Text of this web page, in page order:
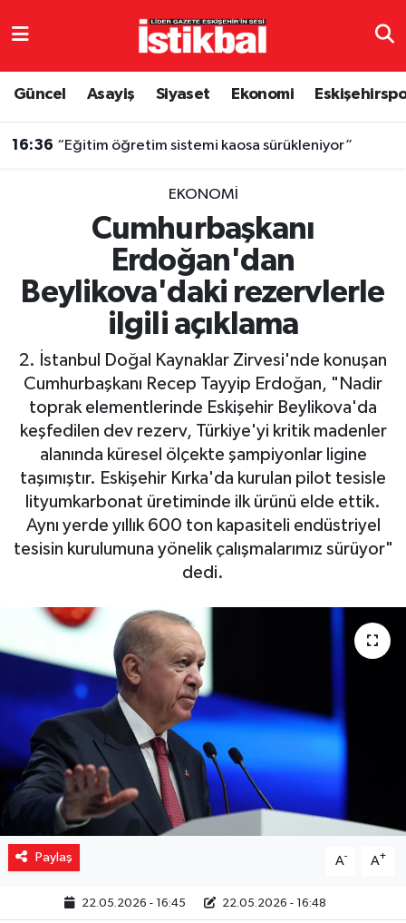
Güncel Asayiş Siyaset Ekonomi
16:36 “Eğitim öğretim sistemi kaosa sürükleniyor”
EKONOMI
Cumhurbaşkanı
Erdoğan'dan
Beylikova'daki rezervlerle
ilgili açıklama
2. İstanbul Doğal Kaynaklar Zirvesi'nde konuşan
Cumhurbaşkanı Recep Tayyip Erdoğan, "Nadir
toprak elementlerinde Eskişehir Beylikova'da
keşfedilen dev rezerv, Türkiye'yi kritik madenler
alanında küresel ölçekte şampiyonlar ligine
taşımıştır. Eskişehir Kırka'da kurulan pilot tesisle
lityumkarbonat üretiminde ilk ürünü elde ettik.
Aynı yerde yıllık 600 ton kapasiteli endüstriyel
tesisin kurulumuna yönelik çalışmalarımız sürüyor"
dedi.
Paylaş A- A+
22.05.2026 - 16:45 22.05.2026 - 16:48
Eskişehirspor
Eğitim
Sağlık
Yaşam
Resmi ilanlar
Eskişehir Nöbetçi Eczaneler
TFF 3.Lig 4.Grup Puan Durumu ve Fikstür
Tüm Manşetler
Haber Arşivi